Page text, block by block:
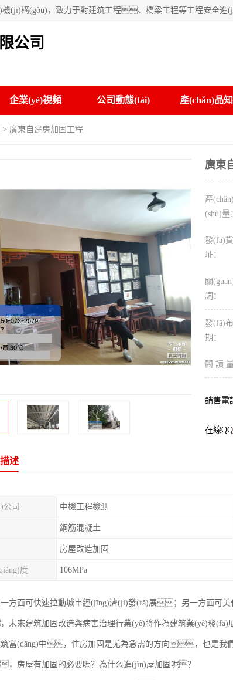
公司
企業(yè)視頻 公司動態(tài) 產(chǎn)品
> 廣東自建房加固工程
廣東
產
(shù)量
發(fā)
址：
關
詞：
發(fā)
期：
閱 讀 量
銷售電
在線QQ
述
公司 中檢工程檢測
鋼筋混凝土
房屋改造加固
度 106MPa
方面可快速拉動城市經(jīng)濟(jì)發(fā)展；另一方面可
來建筑加固改造與病害治理行業(yè)將作為建筑業(yè)發
當(dāng)中，住房加固是尤為急需的方向，也是我們
房屋有加固的必要嗎？為什么進(jìn)屋加固呢？